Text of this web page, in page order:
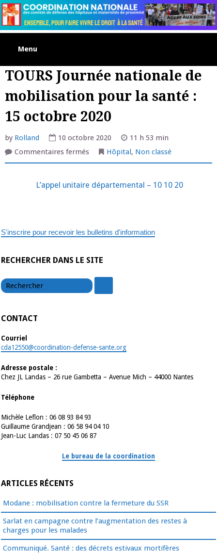
Skip
to
content
Menu
TOURS Journée nationale de
mobilisation pour la santé :
15 octobre 2020
by Rolland 10 octobre 2020
11 h 53 min
Commentaires ferméssur
Journée
mobilisation
pour
2020
Hôpital, Non classé
L’appel unitaire départemental – 10 10 20
S'inscrire pour recevoir les bulletins d'information
RECHERCHER DANS LE SITE
CONTACT
Courriel
cda12550@coordination-defense-sante.org
Adresse postale :
Chez JL Landas – 26 rue Gambetta – Avenue Mich – 44000 Nantes
Téléphone
Michèle Leflon : 06 08 93 84 93
Guillaume Grandjean : 06 58 94 04 10
Jean-Luc Landas : 07 50 45 06 87
Le bureau de la coordination
ARTICLES RÉCENTS
Modane : mobilisation contre la fermeture du SSR
Sarlat en campagne contre l’augmentation des restes à
charges pour les malades
Communiqué. Santé : des décrets estivaux mortifères